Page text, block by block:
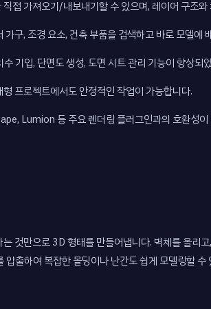
가져오기/내보내기할 수 있으며, 레이어 구조와
구, 조경 요소, 건축 부품을 검색하고 바로 모델에
기입, 단면도 생성, 도면 시트 관리 기능이 향상되
프로젝트에서도 안정적인 작업이 가능합니다.
Lumion 등 주요 렌더링 플러그인과의 호환성이
만으로 3D 형태를 만들어냅니다. 벽체를 올리
출하여 복잡한 몰딩이나 난간도 쉽게 모델링할 수